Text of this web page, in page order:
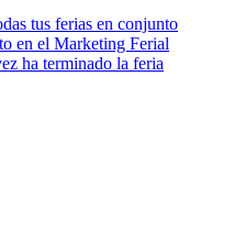
tus ferias en conjunto
en el Marketing Ferial
ha terminado la feria